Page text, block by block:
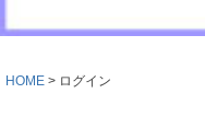
HOME ログイン